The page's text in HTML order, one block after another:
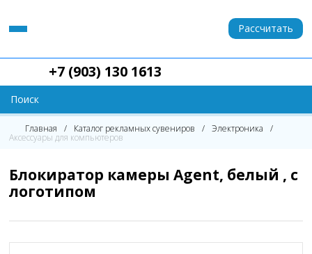
Рассчитать
+7 (903) 130 1613
Главная Каталог рекламных сувениров Электроника
Аксессуары для компьютеров
Блокиратор камеры Agent, белый , с
логотипом